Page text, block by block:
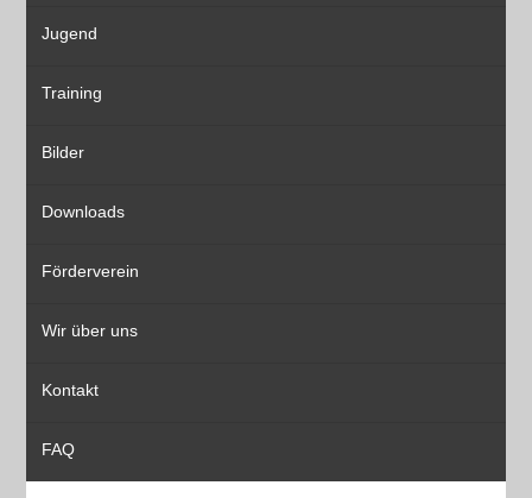
Jugend
Training
Bilder
Downloads
Förderverein
Wir über uns
Kontakt
FAQ